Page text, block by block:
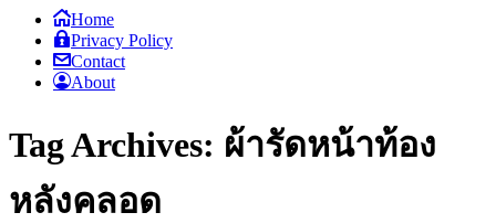
Home
Privacy Policy
Contact
About
Tag Archives: ผ้ารัดหน้าท้อง
หลังคลอด